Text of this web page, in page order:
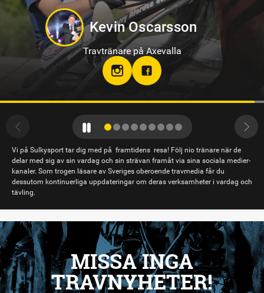
Jörgen Westholm
Travtränare på Solvalla
Vi på Sulkysport tar dig med på framtidens resa! Följ nio tränare när de
delar med sig av sin vardag och sin strävan framåt via sina sociala medier-
kanaler. Som trogen läsare av Sveriges oberoende travmedia får du
dessutom kontinuerliga uppdateringar om deras verksamheter i vardag och
tävling.
MISSA INGA
TRAVNYHETER!